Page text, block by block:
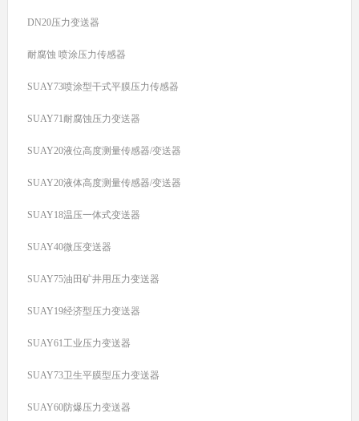
DN20压力变送器
耐腐蚀 喷涂压力传感器
SUAY73喷涂型干式平膜压力传感器
SUAY71耐腐蚀压力变送器
SUAY20液位高度测量传感器/变送器
SUAY20液体高度测量传感器/变送器
SUAY18温压一体式变送器
SUAY40微压变送器
SUAY75油田矿井用压力变送器
SUAY19经济型压力变送器
SUAY61工业压力变送器
SUAY73卫生平膜型压力变送器
SUAY60防爆压力变送器